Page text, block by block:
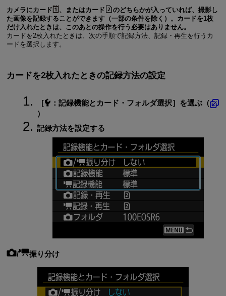
カメラにカード 、またはカード
のどちらかが入っていれば、撮影し
た画像を記録することができます（一部の条件を除く）。カードを1枚
だけ入れたときは、このあとの操作を行う必要はありません。
カードを2枚入れたときは、次の手順で記録方法、記録・再生を行うカ
ードを選択します。
カードを2枚入れたときの記録方法の設定
［ ： 記録機能とカード・フォルダ選択］を選ぶ（
）
記録方法を設定する
/ 振り分け